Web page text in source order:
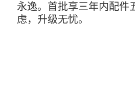
永逸。首批享三年内配件
虑，升级无忧。